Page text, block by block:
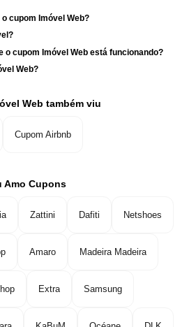
cupom Imóvel Web?
o cupom Imóvel Web está funcionando?
Web?
Web também viu
Cupom Airbnb
Amo Cupons
Zattini Dafiti Netshoes
Amaro Madeira Madeira
Extra Samsung